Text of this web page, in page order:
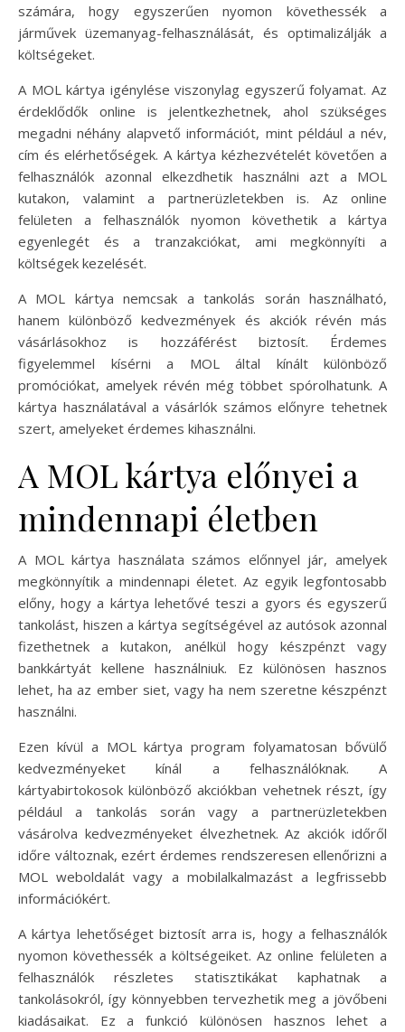
számára, hogy egyszerűen nyomon követhessék a
járművek üzemanyag-felhasználását, és optimalizálják a
költségeket.
A MOL kártya igénylése viszonylag egyszerű folyamat. Az
érdeklődők online is jelentkezhetnek, ahol szükséges
megadni néhány alapvető információt, mint például a név,
cím és elérhetőségek. A kártya kézhezvételét követően a
felhasználók azonnal elkezdhetik használni azt a MOL
kutakon, valamint a partnerüzletekben is. Az online
felületen a felhasználók nyomon követhetik a kártya
egyenlegét és a tranzakciókat, ami megkönnyíti a
költségek kezelését.
A MOL kártya nemcsak a tankolás során használható,
hanem különböző kedvezmények és akciók révén más
vásárlásokhoz is hozzáférést biztosít. Érdemes
figyelemmel kísérni a MOL által kínált különböző
promóciókat, amelyek révén még többet spórolhatunk. A
kártya használatával a vásárlók számos előnyre tehetnek
szert, amelyeket érdemes kihasználni.
A MOL kártya előnyei a
mindennapi életben
A MOL kártya használata számos előnnyel jár, amelyek
megkönnyítik a mindennapi életet. Az egyik legfontosabb
előny, hogy a kártya lehetővé teszi a gyors és egyszerű
tankolást, hiszen a kártya segítségével az autósok azonnal
fizethetnek a kutakon, anélkül hogy készpénzt vagy
bankkártyát kellene használniuk. Ez különösen hasznos
lehet, ha az ember siet, vagy ha nem szeretne készpénzt
használni.
Ezen kívül a MOL kártya program folyamatosan bővülő
kedvezményeket kínál a felhasználóknak. A
kártyabirtokosok különböző akciókban vehetnek részt, így
például a tankolás során vagy a partnerüzletekben
vásárolva kedvezményeket élvezhetnek. Az akciók időről
időre változnak, ezért érdemes rendszeresen ellenőrizni a
MOL weboldalát vagy a mobilalkalmazást a legfrissebb
információkért.
A kártya lehetőséget biztosít arra is, hogy a felhasználók
nyomon követhessék a költségeiket. Az online felületen a
felhasználók részletes statisztikákat kaphatnak a
tankolásokról, így könnyebben tervezhetik meg a jövőbeni
kiadásaikat. Ez a funkció különösen hasznos lehet a